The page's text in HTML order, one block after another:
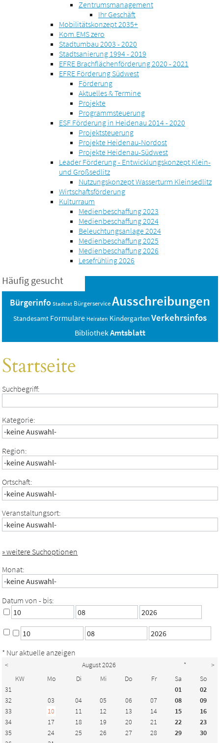
Zentrumsmanagement
Ihr Geschäft
Mobilitätskonzept 2035+
Kom.EMS zero
Stadtumbau 2003 - 2020
Stadtsanierung 1994 - 2019
EFRE Brachflächenförderung 2020 - 2021
EFRE Förderung Südwest
Förderung
Aktuelles & Termine
Projekte
Programmsteuerung
ESF Förderung in Heidenau 2014 - 2020
Projektsteuerung
Projekte Heidenau-Nordost
Projekte Heidenau-Südwest
Leader Förderung - Entwicklungskonzept Klein-
und Großsedlitz
Nutzungskonzept Wasserturm Kleinsedlitz
Wirtschaftsförderung
Kulturraum
Medienbeschaffung 2023
Medienbeschaffung 2024
Beleuchtungsanlage 2024
Medienbeschaffung 2025
Medienbeschaffung 2026
Lesefrühling 2026
Häufig gesucht
Bürgerinfo Stadtrat BürgerserviceAusschreibungen
Standesamt Formulare Heiraten Kindergarten Verkehrsinfos
BibliothekAmtsblatt
Startseite
Suchbegriff:
Kategorie:
Region:
Ortschaft:
Veranstaltungsort:
» weitere Suchoptionen
Monat:
Datum von - bis:
* Nur aktuelle anzeigen
< August 2026 *
>
KW
Mo Di Mi Do Fr Sa
So
31
01
02
32
03 04 05 06 07 08
09
33
10 11 12 13 14 15
16
34
17 18 19 20 21 22
23
35
24 25 26 27 28 29
30